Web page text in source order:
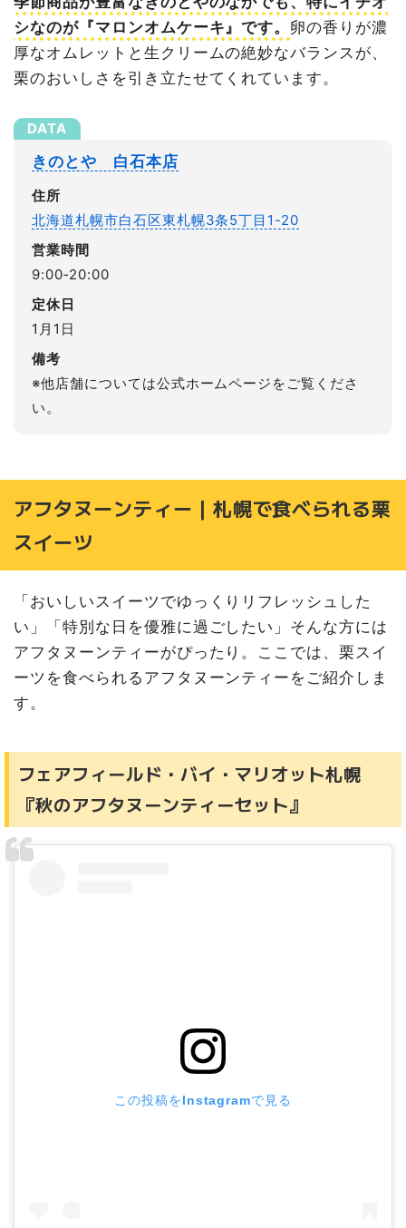
シなのが『マロンオムケーキ』です。 卵の香りが濃
厚なオムレットと生クリームの絶妙なバランスが、
栗のおいしさを引き立たせてくれています。
きのとや 白石本店
住所
北海道札幌市白石区東札幌3条5丁目1-20
営業時間
9:00‐20:00
定休日
1月1日
備考
※他店舗については公式ホームページをご覧くださ
い。
アフタヌーンティー｜札幌で食べられる栗
スイーツ
「おいしいスイーツでゆっくりリフレッシュした
い」「特別な日を優雅に過ごしたい」そんな方には
アフタヌーンティーがぴったり。ここでは、栗スイ
ーツを食べられるアフタヌーンティーをご紹介しま
す。
フェアフィールド・バイ・マリオット札幌
『秋のアフタヌーンティーセット』
この投稿をInstagramで見る